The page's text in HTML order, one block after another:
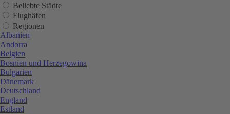
Beliebte Städte
Flughäfen
Regionen
Albanien
Andorra
Belgien
Bosnien und Herzegowina
Bulgarien
Dänemark
Deutschland
England
Estland